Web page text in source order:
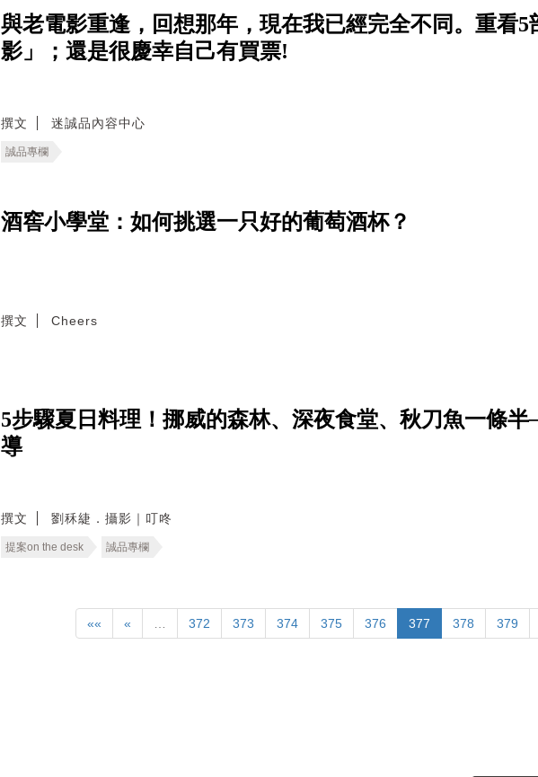
與老電影重逢，回想那年，現在我已經完全不同。重看5
影」；還是很慶幸自己有買票!
撰文 迷誠品內容中心
誠品專欄
酒窖小學堂：如何挑選一只好的葡萄酒杯？
撰文 Cheers
5步驟夏日料理！挪威的森林、深夜食堂、秋刀魚一條
導
撰文 劉秝緁．攝影｜叮咚
提案on the desk 誠品專欄
«« « … 372 373 374 375 376 377 378 379